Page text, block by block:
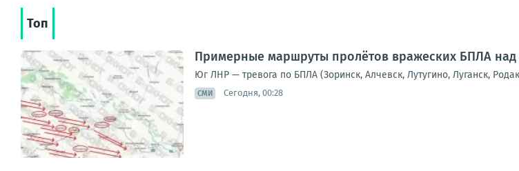
Топ
Примерные маршруты пролётов вражеских БПЛА
Юг ЛНР — тревога по БПЛА (Зоринск, Алчевск, Лутугино, Луганск,
СМИ Сегодня, 00:28